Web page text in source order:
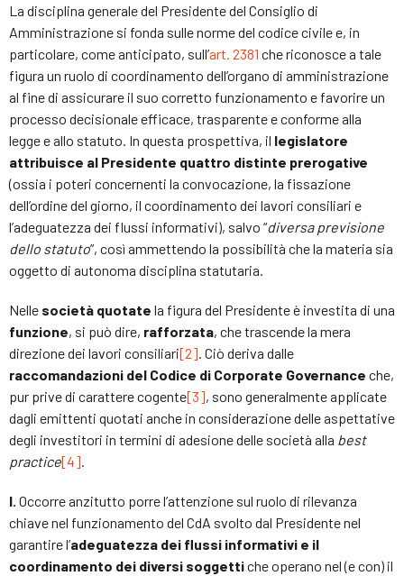
La disciplina generale del Presidente del Consiglio di
Amministrazione si fonda sulle norme del codice civile e, in
particolare, come anticipato, sull’art. 2381 che riconosce a tale
figura un ruolo di coordinamento dell’organo di amministrazione
al fine di assicurare il suo corretto funzionamento e favorire un
processo decisionale efficace, trasparente e conforme alla
legge e allo statuto. In questa prospettiva, il legislatore
attribuisce al Presidente quattro distinte prerogative
(ossia i poteri concernenti la convocazione, la fissazione
dell’ordine del giorno, il coordinamento dei lavori consiliari e
l’adeguatezza dei flussi informativi), salvo “diversa previsione
dello statuto”, così ammettendo la possibilità che la materia sia
oggetto di autonoma disciplina statutaria.
Nelle società quotate la figura del Presidente è investita di una
funzione, si può dire, rafforzata, che trascende la mera
direzione dei lavori consiliari[2]. Ciò deriva dalle
raccomandazioni del Codice di Corporate Governance che,
pur prive di carattere cogente[3], sono generalmente applicate
dagli emittenti quotati anche in considerazione delle aspettative
degli investitori in termini di adesione delle società alla best
practice[4].
I. Occorre anzitutto porre l’attenzione sul ruolo di rilevanza
chiave nel funzionamento del CdA svolto dal Presidente nel
garantire l’adeguatezza dei flussi informativi e il
coordinamento dei diversi soggettiche operano nel (e con) il